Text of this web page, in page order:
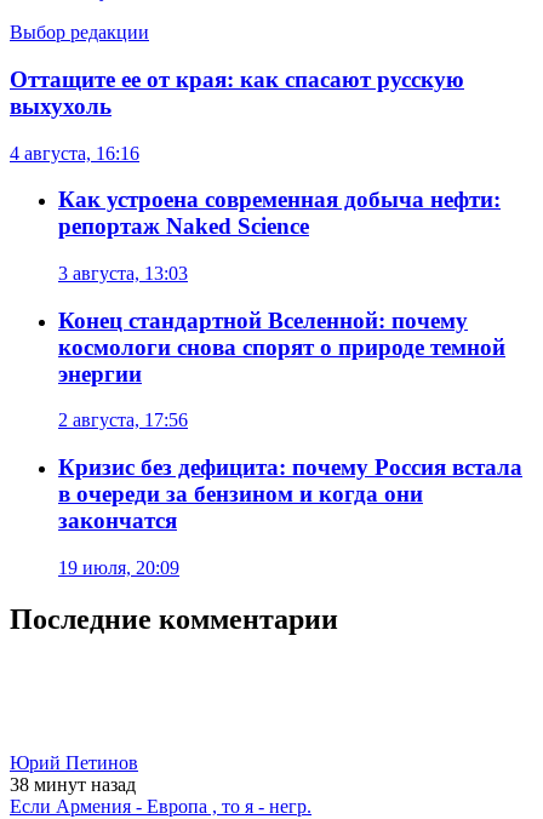
Выбор редакции
Оттащите ее от края: как спасают русскую
выхухоль
4 августа, 16:16
Как устроена современная добыча нефти:
репортаж Naked Science
3 августа, 13:03
Конец стандартной Вселенной: почему
космологи снова спорят о природе темной
энергии
2 августа, 17:56
Кризис без дефицита: почему Россия встала
в очереди за бензином и когда они
закончатся
19 июля, 20:09
Последние комментарии
Юрий Петинов
38 минут назад
Если Армения - Европа , то я - негр.